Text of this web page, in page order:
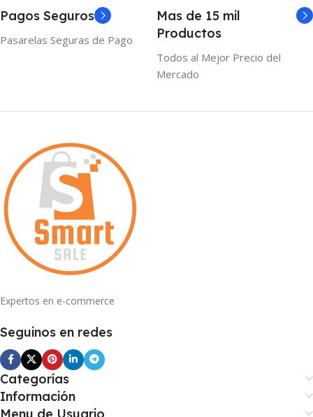
Pagos Seguros
Pasarelas Seguras de Pago
Mas de 15 mil
Productos
Todos al Mejor Precio del
Mercado
Expertos en e-commerce
Seguinos en redes
Categorías
Información
Menu de Usuario